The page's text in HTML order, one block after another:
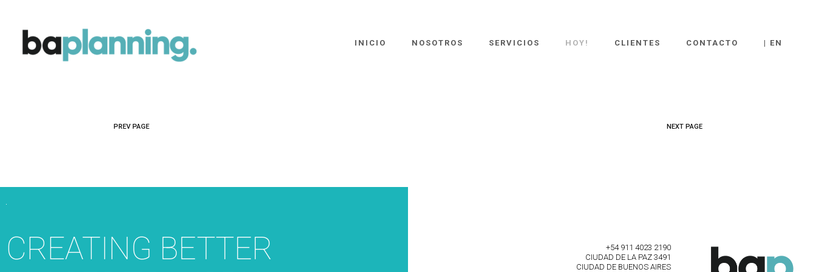
INICIO NOSOTROS SERVICIOS HOY! CLIENTES CONTACTO | EN
PREV PAGE NEXT PAGE
CREATING BETTER
+54 911 4023 2190
CIUDAD DE LA PAZ 3491
CIUDAD DE BUENOS AIRES